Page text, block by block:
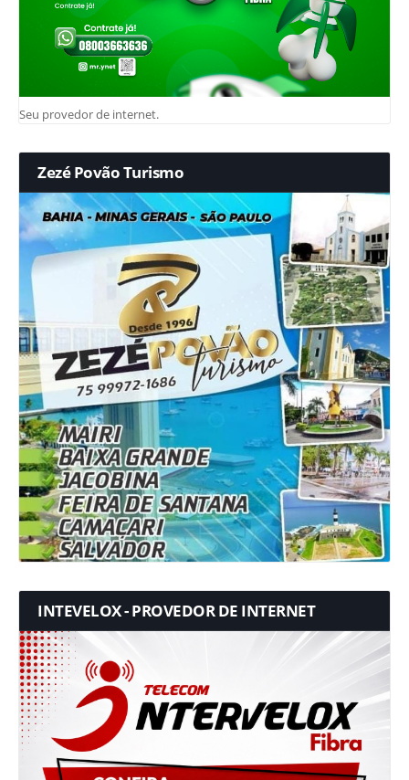
Seu provedor de internet.
Zezé Povão Turismo
INTEVELOX - PROVEDOR DE INTERNET